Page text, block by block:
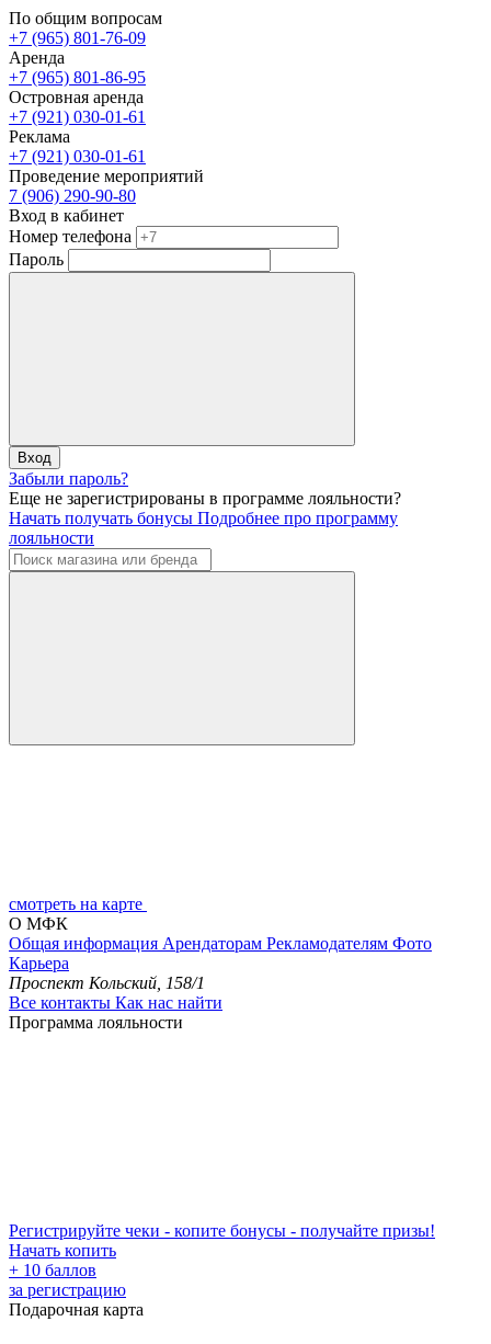
По общим вопросам
+7 (965) 801-76-09
Аренда
+7 (965) 801-86-95
Островная аренда
+7 (921) 030-01-61
Реклама
+7 (921) 030-01-61
Проведение мероприятий
7 (906) 290-90-80
Вход в кабинет
Номер телефона
Пароль
Вход
Забыли пароль?
Еще не зарегистрированы в программе лояльности?
Начать получать бонусы Подробнее про программу
лояльности
смотреть на карте
О МФК
Общая информация Арендаторам Рекламодателям Фото
Карьера
Проспект Кольский, 158/1
Все контакты Как нас найти
Программа лояльности
Регистрируйте чеки - копите бонусы - получайте призы!
Начать копить
+ 10 баллов
за регистрацию
Подарочная карта